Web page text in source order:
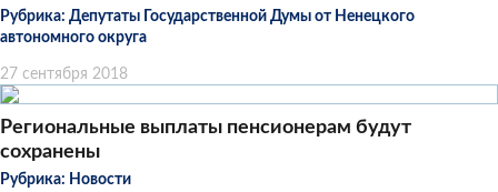
Рубрика: Депутаты Государственной Думы от Ненецкого
автономного округа
27 сентября 2018
Региональные выплаты пенсионерам будут
сохранены
Рубрика: Новости